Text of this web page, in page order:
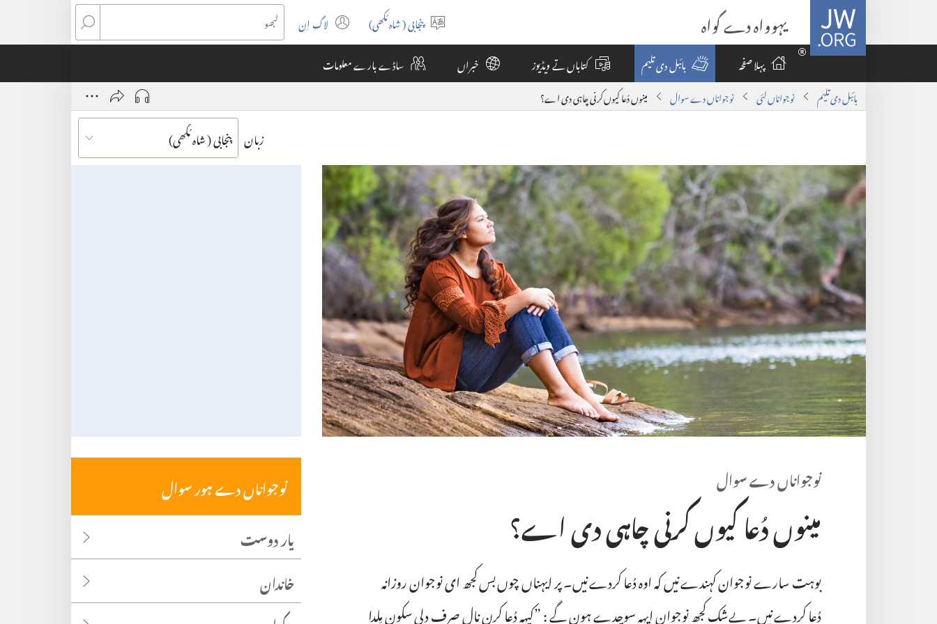
JW.ORG یہوواہ دے گواہ
Select
language
پنجابی (شاہ مُکھی) لاگ اِن
(opens
window)
لبھو
پہلا صفحہ
بائبل دی تلیم کتاباں تے ویڈیوز خبراں ساڈے بارے معلومات
بائبل دی تلیم نوجواناں لئی نوجواناں دے سوال مینوں دُعا کیوں کرنی چاہی دی اے؟‏
زبان
نوجواناں دے سوال
مینوں دُعا کیوں کرنی چاہی دی اے؟‏
بوہت سارے نوجوان کہندے نیں کہ اوہ دُعا کردے نیں۔ پر ایہناں چوں بس کجھ ای نوجوان روزانہ
دُعا کردے نیں۔ بے‌شک کجھ نوجوان ایہہ سوچدے ہون گے :‏ ”‏کیہہ دُعا کرن نال صرف دلی سکون مِلدا
نوجواناں دے ہور سوال
یار دوست
خاندان